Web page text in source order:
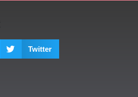
Twitter